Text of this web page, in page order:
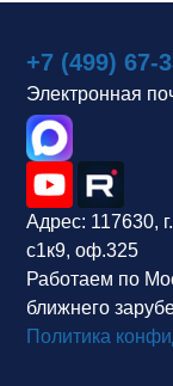
+7 (499) 67-
Электронная
Адрес: 117630,
с1к9, оф.325
Работаем по
ближнего
Политика